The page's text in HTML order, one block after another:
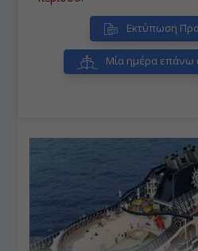
Εκτύπωση
Μία ημέρα επάνω